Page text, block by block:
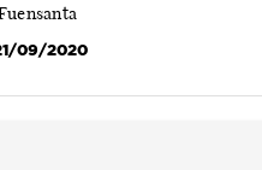
09/2020